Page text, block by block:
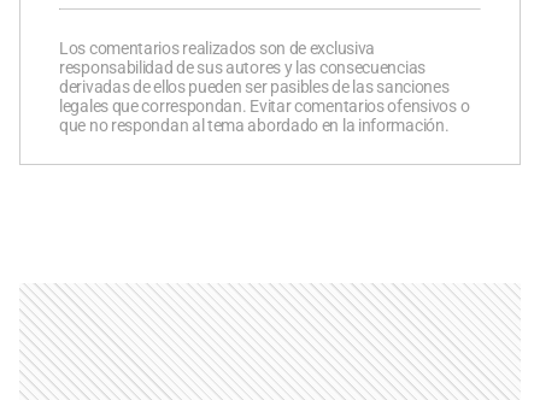
Los comentarios realizados son de exclusiva
responsabilidad de sus autores y las consecuencias
derivadas de ellos pueden ser pasibles de las sanciones
legales que correspondan. Evitar comentarios ofensivos o
que no respondan al tema abordado en la información.